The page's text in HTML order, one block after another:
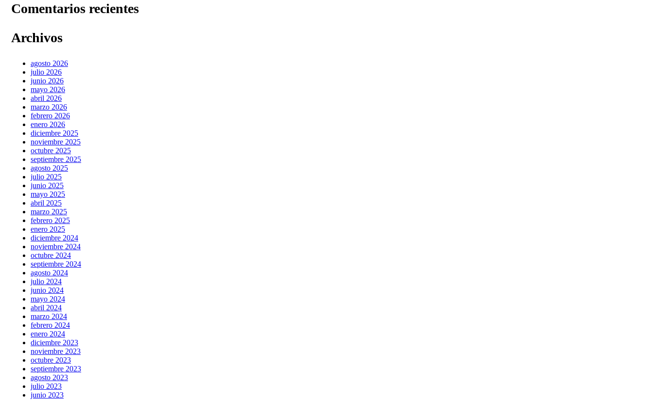
Comentarios recientes
Archivos
agosto 2026
julio 2026
junio 2026
mayo 2026
abril 2026
marzo 2026
febrero 2026
enero 2026
diciembre 2025
noviembre 2025
octubre 2025
septiembre 2025
agosto 2025
julio 2025
junio 2025
mayo 2025
abril 2025
marzo 2025
febrero 2025
enero 2025
diciembre 2024
noviembre 2024
octubre 2024
septiembre 2024
agosto 2024
julio 2024
junio 2024
mayo 2024
abril 2024
marzo 2024
febrero 2024
enero 2024
diciembre 2023
noviembre 2023
octubre 2023
septiembre 2023
agosto 2023
julio 2023
junio 2023